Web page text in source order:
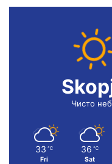
Чисто
33 ℃
Fri
36 ℃
Sat